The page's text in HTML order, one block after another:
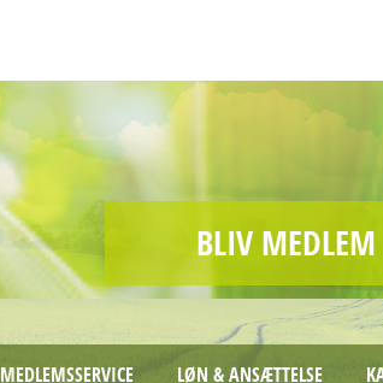
BLIV MEDLEM
MEDLEMSSERVICE LØN & ANSÆTTELSE